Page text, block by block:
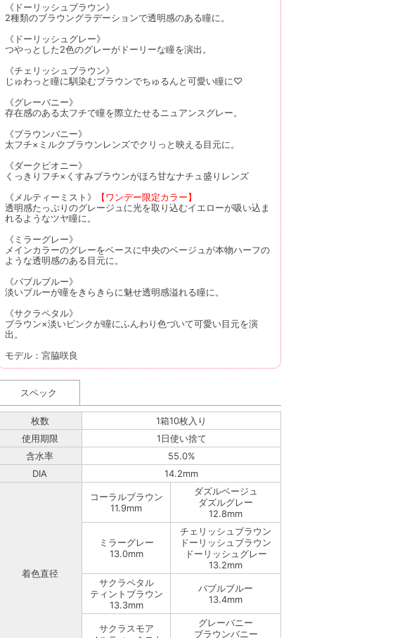
《ドーリッシュブラウン》
2種類のブラウングラデーションで透明感のある瞳に。
《ドーリッシュグレー》
つやっとした2色のグレーがドーリーな瞳を演出。
《チェリッシュブラウン》
じゅわっと瞳に馴染むブラウンでちゅるんと可愛い瞳に♡
《グレーバニー》
存在感のある太フチで瞳を際立たせるニュアンスグレー。
《ブラウンバニー》
太フチ×ミルクブラウンレンズでクリっと映える目元に。
《ダークピオニー》
くっきりフチ×くすみブラウンがほろ甘なナチュ盛りレンズ
《メルティーミスト》
【ワンデー限定カラー】
透明感たっぷりのグレージュに光を取り込むイエローが吸い込ま
れるようなツヤ瞳に。
《ミラーグレー》
メインカラーのグレーをベースに中央のベージュが本物ハーフの
ような透明感のある目元に。
《バブルブルー》
淡いブルーが瞳をきらきらに魅せ透明感溢れる瞳に。
《サクラペタル》
ブラウン×淡いピンクが瞳にふんわり色づいて可愛い目元を演
出。
モデル：宮脇咲良
スペック
枚数
1箱10枚入り
使用期限
1日使い捨て
含水率
55.0%
DIA
14.2mm
着色直径
コーラルブラウン
11.9mm
ダズルベージュ
ダズルグレー
12.8mm
ミラーグレー
13.0mm
チェリッシュブラウン
ドーリッシュブラウン
ドーリッシュグレー
13.2mm
サクラペタル
ティントブラウン
13.3mm
バブルブルー
13.4mm
サクラスモア
グレーバニー
ブラウンバニー